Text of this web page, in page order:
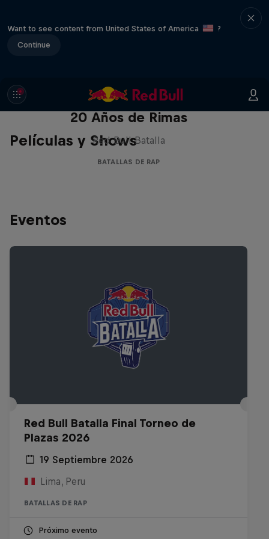
Want to see content from United States of America
?
Continue
Películas y Shows
Red Bull Batalla Nueva Historia:
20 Años de Rimas
Red Bull Batalla
BATALLAS DE RAP
Eventos
Red Bull Batalla Final Torneo de
Plazas 2026
19 Septiembre 2026
Lima, Peru
BATALLAS DE RAP
Próximo evento